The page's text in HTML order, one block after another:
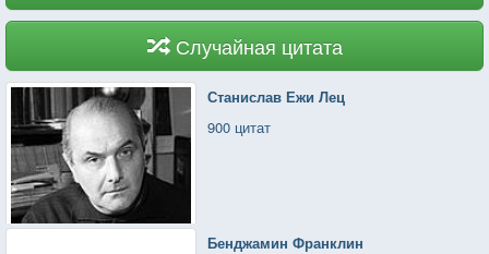
Случайная цитата
Станислав Ежи Лец
900 цитат
Бенджамин Франклин